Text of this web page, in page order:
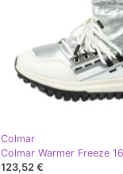
Colmar
123,52 €